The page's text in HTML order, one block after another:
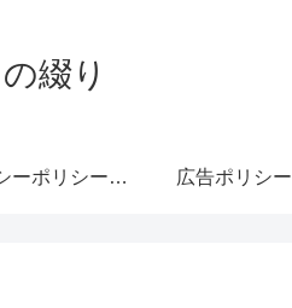
綴り
プライバシーポリシー・免責事項 広告ポリシー